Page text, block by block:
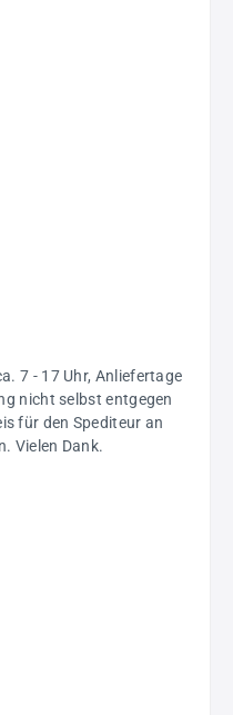
7 - 17 Uhr, Anliefertage
nicht selbst entgegen
für den Spediteur an
Vielen Dank.